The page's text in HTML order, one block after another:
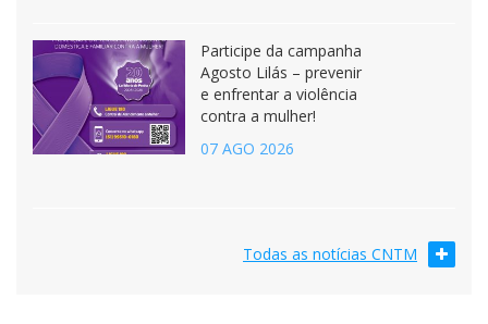
Participe da campanha
Agosto Lilás – prevenir
e enfrentar a violência
contra a mulher!
07 AGO 2026
Todas as notícias CNTM